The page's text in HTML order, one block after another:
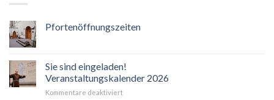
Pfortenöffnungszeiten
Sie sind eingeladen!
Veranstaltungskalender 2026
Kommentare deaktiviertfür